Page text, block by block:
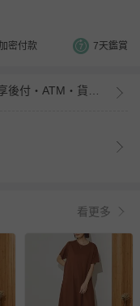
加密付款 7天鑑賞
看更多